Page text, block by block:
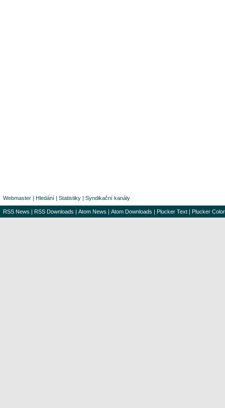
Webmaster | Hledání | Statistiky | Syndikační kanály
RSS News | RSS Downloads | Atom News | Atom Downloads | Plucker Text | Plucker Color